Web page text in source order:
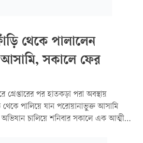
থেকে পালালেন
সকালে ফের
গ্রেপ্তারের পর হাতকড়া পরা অবস্থায়
পালিয়ে যান পরোয়ানাভুক্ত আসামি
চালিয়ে শনিবার সকালে এক আত্মীয়ের